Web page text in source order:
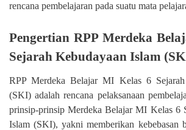
rencana pembelajaran pada suatu mata
Pengertian RPP Merdeka
Sejarah Kebudayaan Islam
RPP Merdeka Belajar MI Kelas 6
(SKI) adalah rencana pelaksanaan
prinsip-prinsip Merdeka Belajar MI Kelas 6
Islam (SKI), yakni memberikan kebebasan